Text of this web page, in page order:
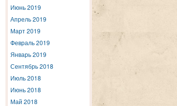
Июнь 2019
Апрель 2019
Март 2019
Февраль 2019
Январь 2019
Сентябрь 2018
Июль 2018
Июнь 2018
Май 2018